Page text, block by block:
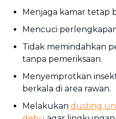
Menjaga kamar tetap
Mencuci
Tidak memindahkan
tanpa pemeriksaan.
Menyemprotkan
berkala di area rawan.
Melakukan dusting